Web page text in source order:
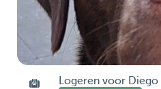
Logeren voor Diego